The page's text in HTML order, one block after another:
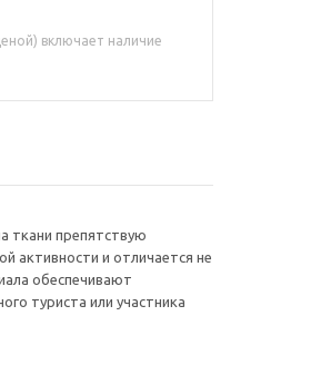
включает наличие
ткани препятствую
активности и отличается не
обеспечивают
туриста или участника